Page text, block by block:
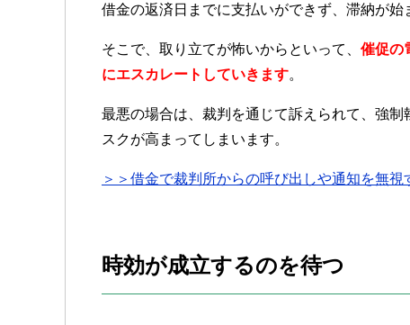
借金の返済日までに支払いができず、滞納が始
そこで、取り立てが怖いからといって、 催促の
にエスカレートしていきます。
最悪の場合は、裁判を通じて訴えられて、強
スクが高まってしまいます。
＞＞借金で裁判所からの呼び出しや通知を無視
時効が成立するのを待つ